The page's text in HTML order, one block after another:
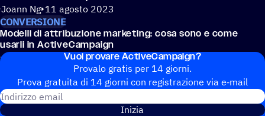
Joann Ng 11 agosto 2023
CONVERSIONE
Modelli di attri­bu­zione marke­ting: cosa sono e come
usarli in ActiveCampaign
ActiveCampaign 15 agosto 2022
Vuoi provare ActiveCampaign?
Provalo gratis per 14 giorni.
Prova gratuita di 14 giorni con regi­stra­zione via e‑mail
Inizia